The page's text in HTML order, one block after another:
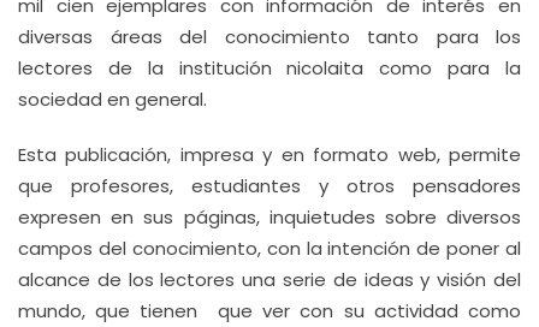
mil cien ejemplares con información de interés en
diversas áreas del conocimiento tanto para los
lectores de la institución nicolaita como para la
sociedad en general.
Esta publicación, impresa y en formato web, permite
que profesores, estudiantes y otros pensadores
expresen en sus páginas, inquietudes sobre diversos
campos del conocimiento, con la intención de poner al
alcance de los lectores una serie de ideas y visión del
mundo, que tienen que ver con su actividad como